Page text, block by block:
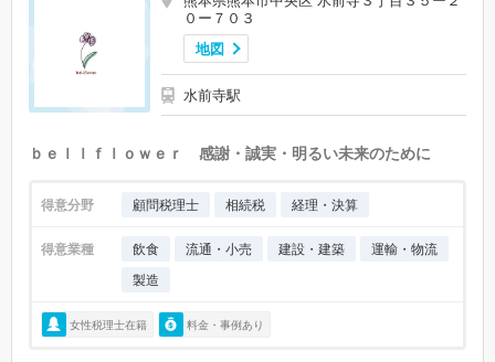
０ー７０３
地図
水前寺駅
ｂｅｌｌｆｌｏｗｅｒ 感謝・誠実・明るい未来のために
得意分野 顧問税理士 相続税 経理・決算
得意業種 飲食 流通・小売 建設・建築
運輸・物流
製造
女性税理士在籍 料金・事例あり